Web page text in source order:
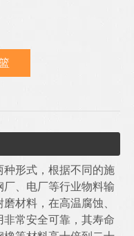
种形式，根据不同的施
、电厂等行业物料输
材料，在高温腐蚀、
常安全可靠，其寿命